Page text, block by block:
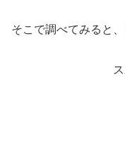
そこで調べてみると